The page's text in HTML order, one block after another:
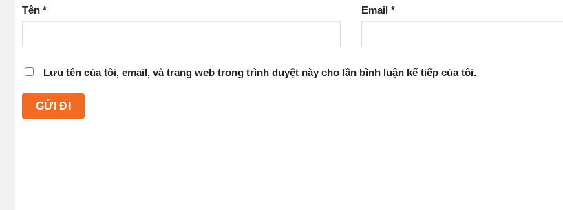
Tên * Email *
Lưu tên của tôi, email, và trang web trong trình duyệt này cho lần bình luận kế tiếp của tôi.